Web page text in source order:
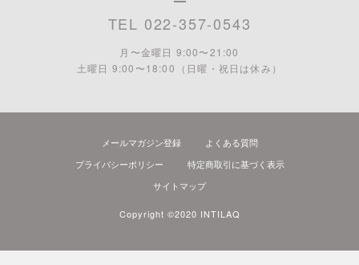
TEL 022-357-0543
月〜金曜日 9:00〜21:00
土曜日 9:00〜18:00 （日曜・祝日は休み）
メールマガジン登録
よくある質問
プライバシーポリシー
特定商取引に基づく表示
サイトマップ
Copyright ©2020 INTILAQ